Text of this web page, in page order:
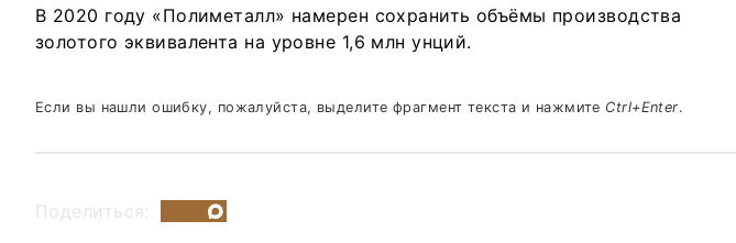
В 2020 году «Полиметалл» намерен сохранить объёмы производства
золотого эквивалента на уровне 1,6 млн унций.
Если вы нашли ошибку, пожалуйста, выделите фрагмент текста и нажмите Ctrl+Enter.
Поделиться: